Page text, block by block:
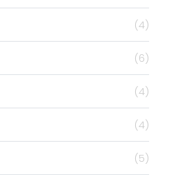
(4)
(6)
(4)
(4)
(5)